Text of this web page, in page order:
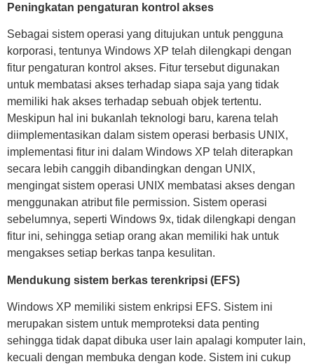
Peningkatan pengaturan kontrol akses
Sebagai sistem operasi yang ditujukan untuk pengguna
korporasi, tentunya Windows XP telah dilengkapi dengan
fitur pengaturan kontrol akses. Fitur tersebut digunakan
untuk membatasi akses terhadap siapa saja yang tidak
memiliki hak akses terhadap sebuah objek tertentu.
Meskipun hal ini bukanlah teknologi baru, karena telah
diimplementasikan dalam sistem operasi berbasis UNIX,
implementasi fitur ini dalam Windows XP telah diterapkan
secara lebih canggih dibandingkan dengan UNIX,
mengingat sistem operasi UNIX membatasi akses dengan
menggunakan atribut file permission. Sistem operasi
sebelumnya, seperti Windows 9x, tidak dilengkapi dengan
fitur ini, sehingga setiap orang akan memiliki hak untuk
mengakses setiap berkas tanpa kesulitan.
Mendukung sistem berkas terenkripsi (EFS)
Windows XP memiliki sistem enkripsi EFS. Sistem ini
merupakan sistem untuk memproteksi data penting
sehingga tidak dapat dibuka user lain apalagi komputer lain,
kecuali dengan membuka dengan kode. Sistem ini cukup